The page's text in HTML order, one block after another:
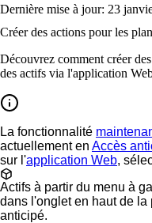
Dernière mise à jour: 23
Créer des actions pour les
Découvrez comment créer
des actifs via l'application
La fonctionnalité
actuellement en Accès
sur l'application Web,
Actifs à partir du menu à
dans l'onglet en haut de la
anticipé.